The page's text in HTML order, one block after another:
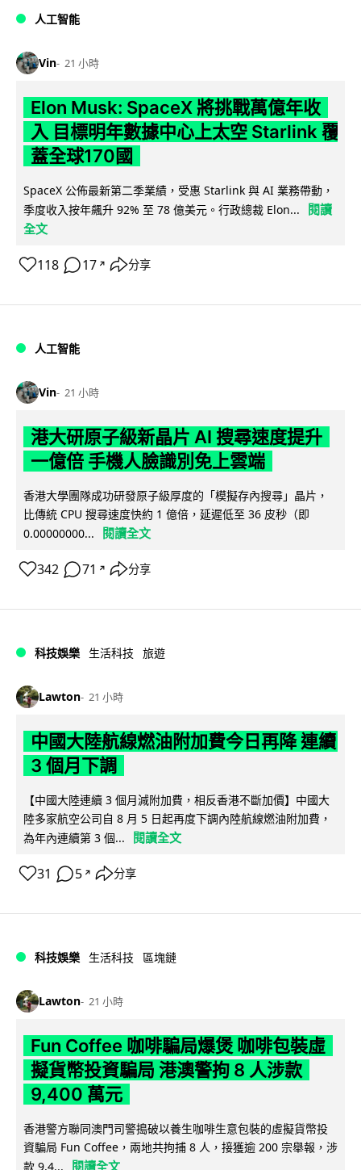
人工智能
Vin 21 小時
Elon Musk: SpaceX 將挑戰萬億年收
入 目標明年數據中心上太空 Starlink 覆
蓋全球170國
SpaceX 公佈最新第二季業績，受惠 Starlink 與 AI 業務帶動，
季度收入按年飆升 92% 至 78 億美元。行政總裁 Elon...
閱讀
全文
118 17 ↗ 分享
人工智能
Vin 21 小時
港大研原子級新晶片 AI 搜尋速度提升
一億倍 手機人臉識別免上雲端
香港大學團隊成功研發原子級厚度的「模擬存內搜尋」晶片，
比傳統 CPU 搜尋速度快約 1 億倍，延遲低至 36 皮秒（即
0.00000000...
閱讀全文
342 71 ↗ 分享
科技娛樂 生活科技 旅遊
Lawton 21 小時
中國大陸航線燃油附加費今日再降 連續
3 個月下調
【中國大陸連續 3 個月減附加費，相反香港不斷加價】中國大
陸多家航空公司自 8 月 5 日起再度下調內陸航線燃油附加費，
為年內連續第 3 個...
閱讀全文
31 5 ↗ 分享
科技娛樂 生活科技 區塊鏈
Lawton 21 小時
Fun Coffee 咖啡騙局爆煲 咖啡包裝虛
擬貨幣投資騙局 港澳警拘 8 人涉款
9,400 萬元
香港警方聯同澳門司警搗破以養生咖啡生意包裝的虛擬貨幣投
資騙局 Fun Coffee，兩地共拘捕 8 人，接獲逾 200 宗舉報，涉
款 9,4...
閱讀全文